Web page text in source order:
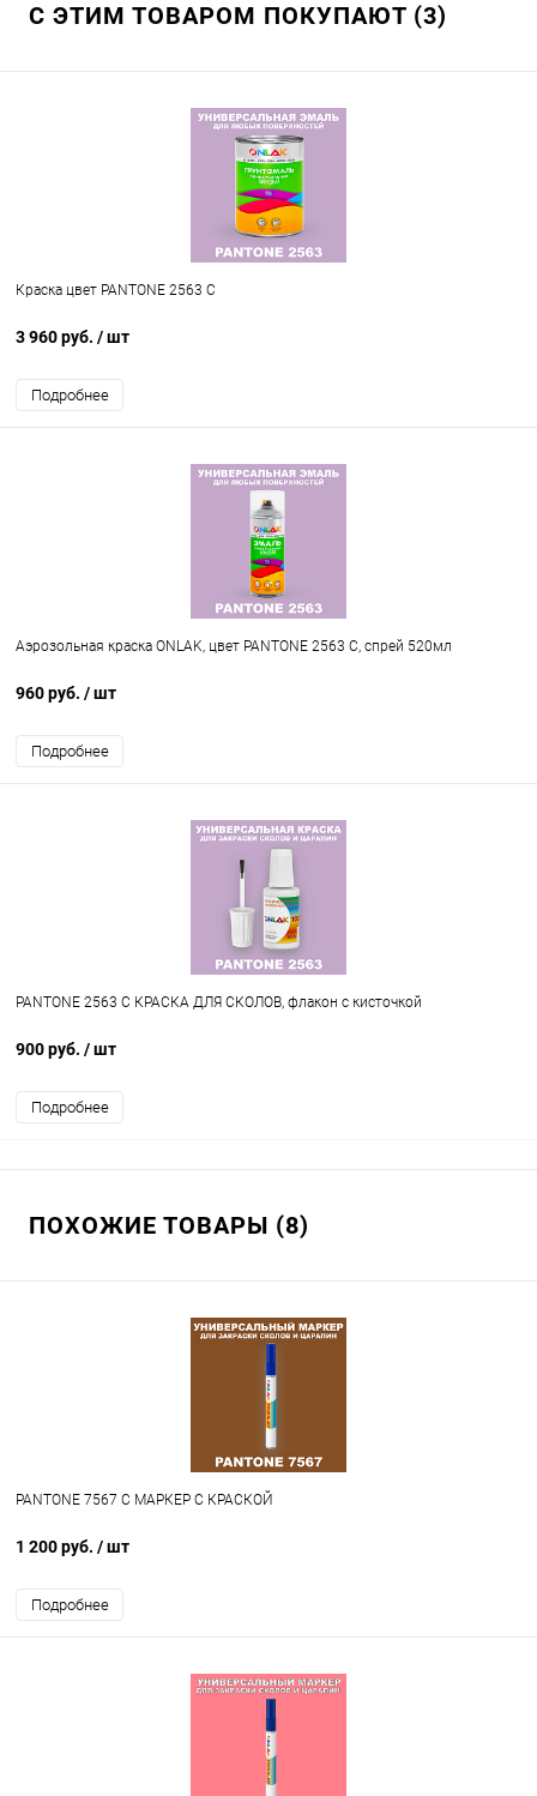
С ЭТИМ ТОВАРОМ ПОКУПАЮТ (3)
Краска цвет PANTONE 2563 C
3 960 руб. / шт
Подробнее
Аэрозольная краска ONLAK, цвет PANTONE 2563 C, спрей 520мл
960 руб. / шт
Подробнее
PANTONE 2563 C КРАСКА ДЛЯ СКОЛОВ, флакон с кисточкой
900 руб. / шт
Подробнее
ПОХОЖИЕ ТОВАРЫ (8)
PANTONE 7567 C МАРКЕР С КРАСКОЙ
1 200 руб. / шт
Подробнее